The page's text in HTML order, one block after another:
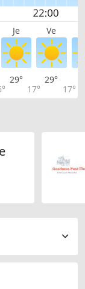
Je Ve
29°
17°
29°
17°